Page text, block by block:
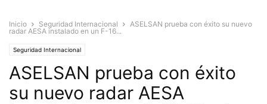
Inicio Seguridad Internacional
ASELSAN prueba con éxito su nuevo
radar AESA instalado en un F-16...
Seguridad Internacional
ASELSAN prueba con éxito
su nuevo radar AESA